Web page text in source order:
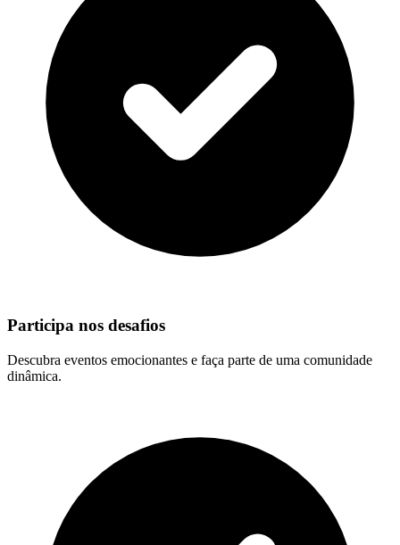
Participa nos desafios
Descubra eventos emocionantes e faça parte de uma comunidade
dinâmica.